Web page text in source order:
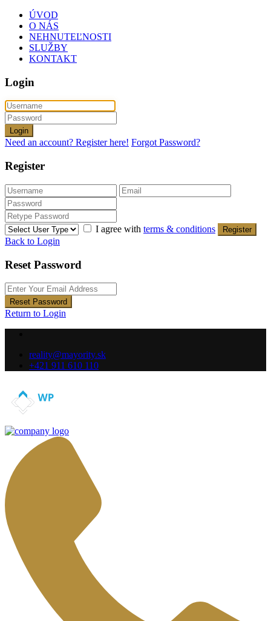
ÚVOD
O NÁS
NEHNUTEĽNOSTI
SLUŽBY
KONTAKT
Login
Login
Need an account? Register here! Forgot Password?
Register
I agree with terms & conditions Register
Back to Login
Reset Password
Reset Password
Return to Login
reality@mayority.sk
+421 911 610 110